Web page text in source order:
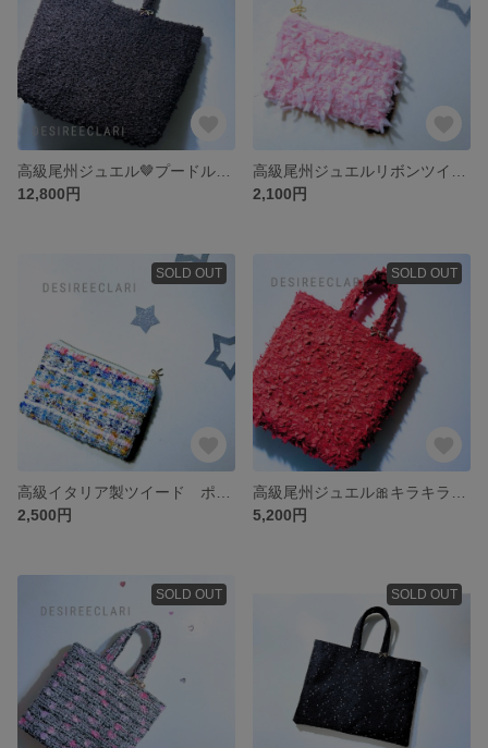
12,800円
2,100円
SOLD OUT
2,500円
SOLD OUT
5,200円
SOLD OUT SOLD OUT